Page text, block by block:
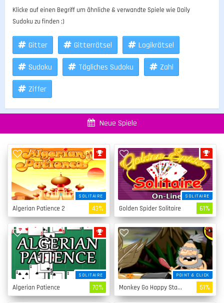
Klicke auf einen Begriff um ähnliche & verwandte Spiele wie Daily
Sudoku zu finden ;)
Gitter Gitterrätsel Logikrätsel
Sudoku Tägliches Sudoku Zahl
Ziffer
Neue Spiele
SOLITAIRE
Algerian Patience 2 43%
SOLITAIRE
Golden Spider Solitaire 61%
SOLITAIRE
Algerian Patience 70%
POINT & CLICK
Monkey Go Happy Stage 4 51%